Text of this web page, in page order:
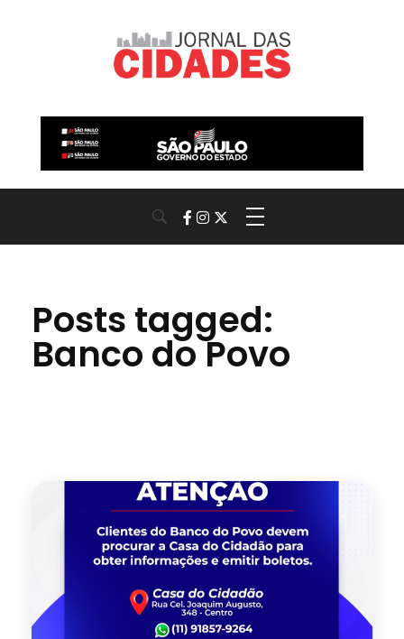
Posts tagged:
Banco do Povo